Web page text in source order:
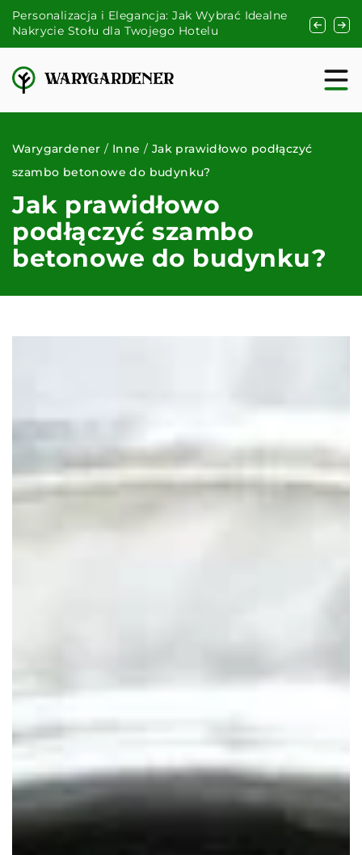
i Elegancja: Jak Wybrać Idealne
Stołu dla Twojego Hotelu
Jak
zmywarek
Warygardener / Inne / Jak prawidłowo podłączyć
szambo betonowe do budynku?
Jak prawidłowo
podłączyć szambo
betonowe do budynku?